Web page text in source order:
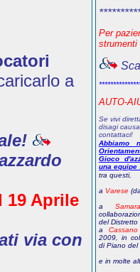
a
19 Aprile
via con
Per
strumenti
AUTO-
Se vivi
disagi
contattaci!
Abbiamo
Gioco
una
tra questi,
a Varese
a
del Distretto
a
2009, in
di Piano del
e in molte